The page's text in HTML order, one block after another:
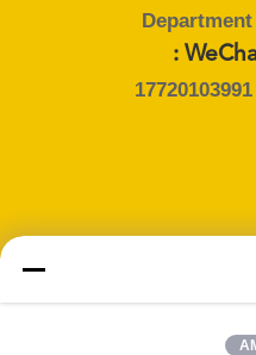
Department
17720103991
الوظيفي :